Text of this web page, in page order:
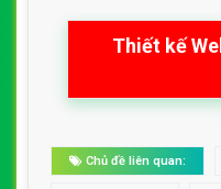
Thiết kế
Chủ đề liên quan: